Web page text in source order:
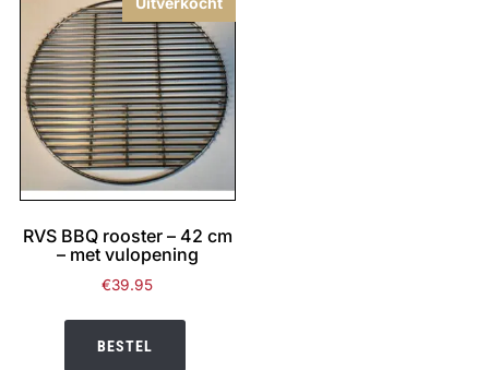
RVS BBQ rooster – 42 cm
– met vulopening
€39.95
BESTEL